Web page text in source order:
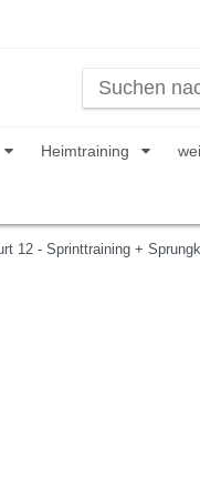
Heimtraining
12 - Sprinttraining +